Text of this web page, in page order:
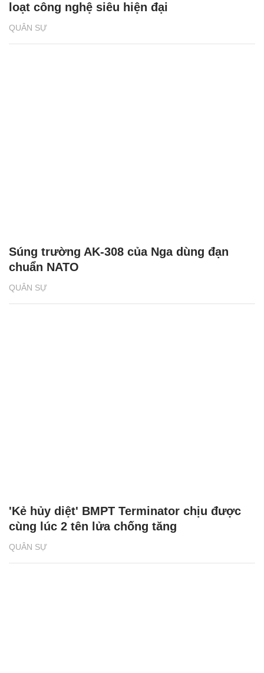
QUÂN SỰ
loạt công nghệ siêu hiện đại
QUÂN SỰ
Súng trường AK-308 của Nga dùng đạn
chuẩn NATO
QUÂN SỰ
'Kẻ hủy diệt' BMPT Terminator chịu được
cùng lúc 2 tên lửa chống tăng